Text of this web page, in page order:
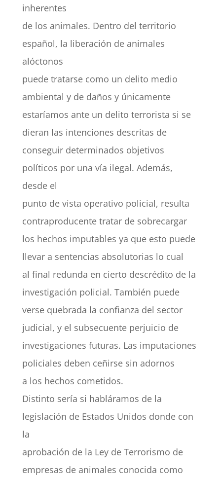
inherentes
de los animales. Dentro del territorio
español, la liberación de animales
alóctonos
puede tratarse como un delito medio
ambiental y de daños y únicamente
estaríamos ante un delito terrorista si se
dieran las intenciones descritas de
conseguir determinados objetivos
políticos por una vía ilegal. Además,
desde el
punto de vista operativo policial, resulta
contraproducente tratar de sobrecargar
los hechos imputables ya que esto puede
llevar a sentencias absolutorias lo cual
al final redunda en cierto descrédito de la
investigación policial. También puede
verse quebrada la confianza del sector
judicial, y el subsecuente perjuicio de
investigaciones futuras. Las imputaciones
policiales deben ceñirse sin adornos
a los hechos cometidos.
Distinto sería si habláramos de la
legislación de Estados Unidos donde con
la
aprobación de la Ley de Terrorismo de
empresas de animales conocida como